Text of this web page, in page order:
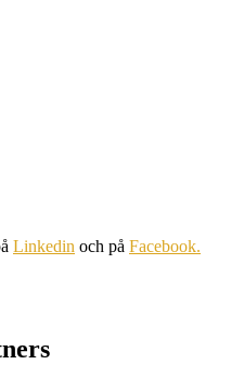
Linkedin och på Facebook.